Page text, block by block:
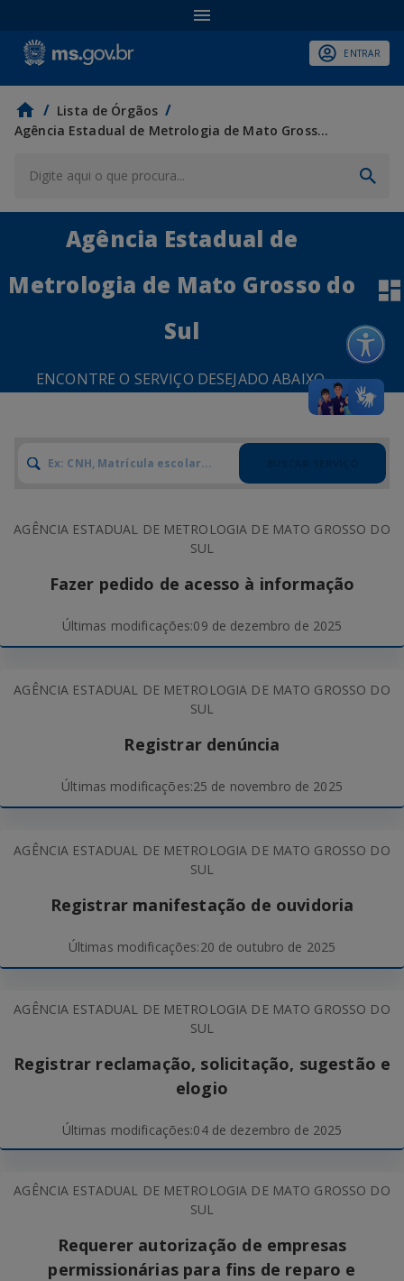
ENTRAR
/ Lista de Órgãos /
Agência Estadual de Metrologia de Mato Grosso do Sul
Agência Estadual de
Metrologia de Mato Grosso do
Sul
ENCONTRE O SERVIÇO DESEJADO ABAIXO.
AGÊNCIA ESTADUAL DE METROLOGIA DE MATO GROSSO DO
SUL
Fazer pedido de acesso à informação
Últimas modificações:09 de dezembro de 2025
AGÊNCIA ESTADUAL DE METROLOGIA DE MATO GROSSO DO
SUL
Registrar denúncia
Últimas modificações:25 de novembro de 2025
AGÊNCIA ESTADUAL DE METROLOGIA DE MATO GROSSO DO
SUL
Registrar manifestação de ouvidoria
Últimas modificações:20 de outubro de 2025
AGÊNCIA ESTADUAL DE METROLOGIA DE MATO GROSSO DO
SUL
Registrar reclamação, solicitação, sugestão e
elogio
Últimas modificações:04 de dezembro de 2025
AGÊNCIA ESTADUAL DE METROLOGIA DE MATO GROSSO DO
SUL
Requerer autorização de empresas
permissionárias para fins de reparo e